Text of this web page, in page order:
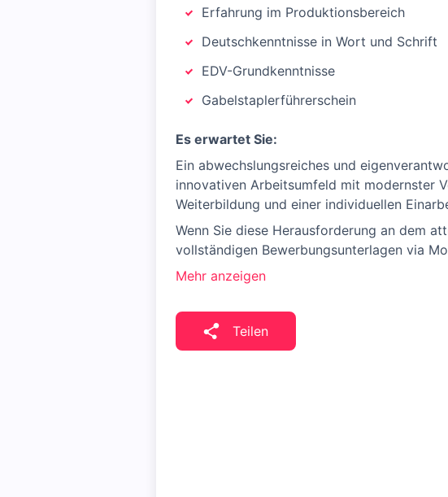
Erfahrung im Produktionsbereich
Deutschkenntnisse in Wort und Schrift
EDV-Grundkenntnisse
Gabelstaplerführerschein
Es erwartet Sie:
Ein abwechslungsreiches und
innovativen Arbeitsumfeld mit modernster
Weiterbildung und einer individuellen
Wenn Sie diese Herausforderung an dem
vollständigen Bewerbungsunterlagen via
Mehr anzeigen
Teilen